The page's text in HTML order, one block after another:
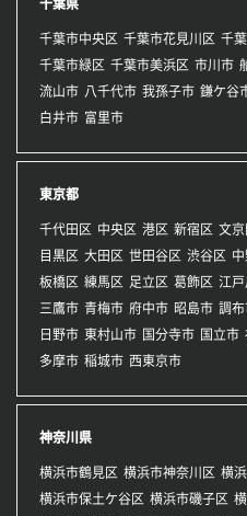
千葉県
千葉市中央区 千葉市花見川区 千
千葉市緑区 千葉市美浜区 市川市
流山市 八千代市 我孫子市 鎌ケ谷
白井市 富里市
東京都
千代田区 中央区 港区 新宿区 文京
目黒区 大田区 世田谷区 渋谷区
板橋区 練馬区 足立区 葛飾区 江戸
三鷹市 青梅市 府中市 昭島市 調布
日野市 東村山市 国分寺市 国立市
多摩市 稲城市 西東京市
神奈川県
横浜市鶴見区 横浜市神奈川区 横
横浜市保土ケ谷区 横浜市磯子区